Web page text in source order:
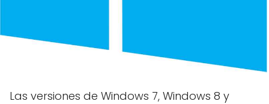
Las versiones de Windows 7, Windows 8 y